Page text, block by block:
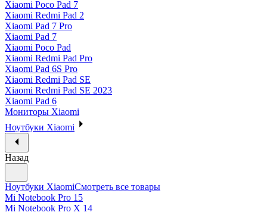
Xiaomi Poco Pad 7
Xiaomi Redmi Pad 2
Xiaomi Pad 7 Pro
Xiaomi Pad 7
Xiaomi Poco Pad
Xiaomi Redmi Pad Pro
Xiaomi Pad 6S Pro
Xiaomi Redmi Pad SE
Xiaomi Redmi Pad SE 2023
Xiaomi Pad 6
Мониторы Xiaomi
Ноутбуки Xiaomi
Назад
Ноутбуки XiaomiСмотреть все товары
Mi Notebook Pro 15
Mi Notebook Pro X 14